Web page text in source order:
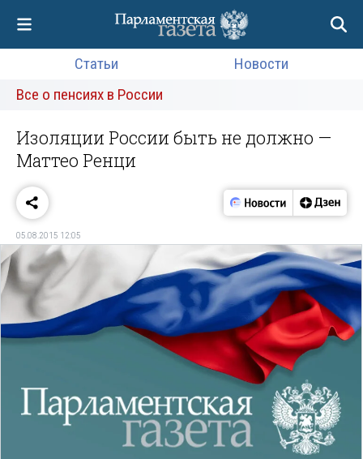
Статьи
Новости
Все о пенсиях в России
Изоляции России быть не должно —
Маттео Ренци
05.08.2015 12:05